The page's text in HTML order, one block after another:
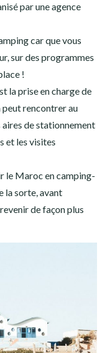
par une agence
car que vous
sur des programmes
!
la prise en charge de
peut rencontrer au
de stationnement
et les visites
le Maroc en camping-
la sorte, avant
de façon plus